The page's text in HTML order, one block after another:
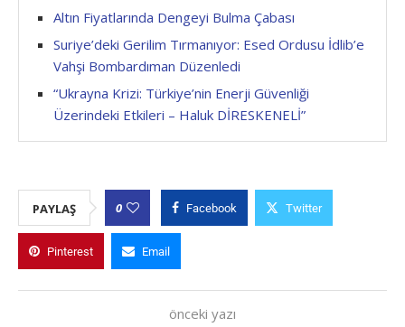
Altın Fiyatlarında Dengeyi Bulma Çabası
Suriye’deki Gerilim Tırmanıyor: Esed Ordusu İdlib’e
Vahşi Bombardıman Düzenledi
“Ukrayna Krizi: Türkiye’nin Enerji Güvenliği
Üzerindeki Etkileri – Haluk DİRESKENELİ”
PAYLAŞ 0 Facebook Twitter
Pinterest Email
önceki yazı